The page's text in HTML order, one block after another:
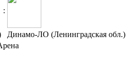
:
Динамо-ЛО (Ленинградская обл.)